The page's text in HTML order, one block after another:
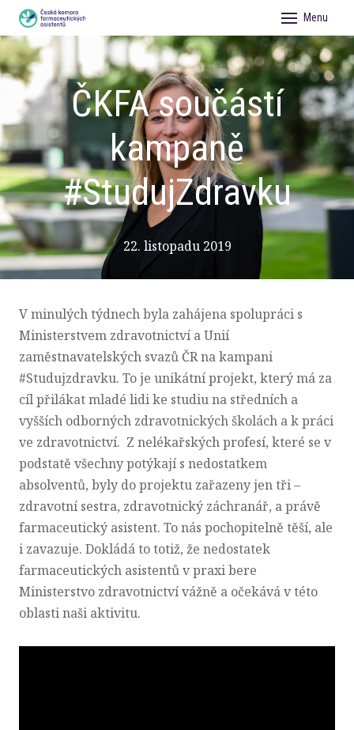
Menu
O
PRO
ČKFA součástí
kampaně
#StudujZdravku
22. listopadu 2019
V minulých týdnech byla zahájena spolupráci s
Ministerstvem zdravotnictví a Unií
zaměstnavatelských svazů ČR na kampani
#Studujzdravku. To je unikátní projekt, který má za
cíl přilákat mladé lidi ke studiu na středních a
vyšších odborných zdravotnických školách a k práci
ve zdravotnictví. Z nelékařských profesí, které se v
podstatě všechny potýkají s nedostatkem
absolventů, byly do projektu zařazeny jen tři –
zdravotní sestra, zdravotnický záchranář, a právě
farmaceutický asistent. To nás pochopitelně těší, ale
i zavazuje. Dokládá to totiž, že nedostatek
farmaceutických asistentů v praxi bere
Ministerstvo zdravotnictví vážně a očekává v této
oblasti naši aktivitu.